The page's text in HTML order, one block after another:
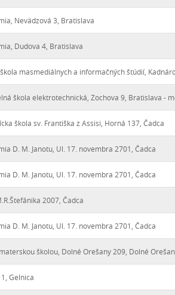
Nevädzová 3, Bratislava
Dudova 4, Bratislava
masmediálnych a informačných štúdií,
škola elektrotechnická, Zochova 9, Bratislava -
škola sv. Františka z Assisi, Horná 137, Čadca
D. M. Janotu, Ul. 17. novembra 2701, Čadca
D. M. Janotu, Ul. 17. novembra 2701, Čadca
2007, Čadca
D. M. Janotu, Ul. 17. novembra 2701, Čadca
školou, Dolné Orešany 209, Dolné
Gelnica